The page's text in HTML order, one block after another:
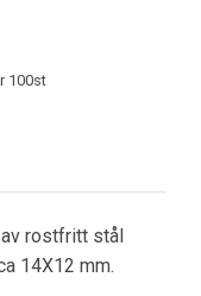
100st
rostfritt stål
14X12 mm.